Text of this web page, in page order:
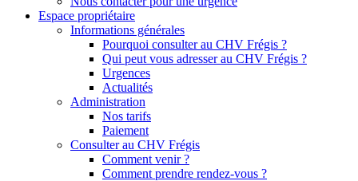
Espace propriétaire
Informations générales
Pourquoi consulter au CHV Frégis ?
Qui peut vous adresser au CHV Frégis ?
Urgences
Actualités
Administration
Nos tarifs
Paiement
Consulter au CHV Frégis
Comment venir ?
Comment prendre rendez-vous ?